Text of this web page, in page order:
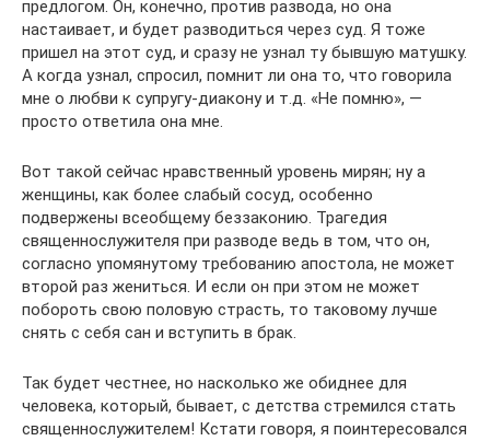
предлогом. Он, конечно, против развода, но она
настаивает, и будет разводиться через суд. Я тоже
пришел на этот суд, и сразу не узнал ту бывшую матушку.
А когда узнал, спросил, помнит ли она то, что говорила
мне о любви к супругу-диакону и т.д. «Не помню», —
просто ответила она мне.
Вот такой сейчас нравственный уровень мирян; ну а
женщины, как более слабый сосуд, особенно
подвержены всеобщему беззаконию. Трагедия
священнослужителя при разводе ведь в том, что он,
согласно упомянутому требованию апостола, не может
второй раз жениться. И если он при этом не может
побороть свою половую страсть, то таковому лучше
снять с себя сан и вступить в брак.
Так будет честнее, но насколько же обиднее для
человека, который, бывает, с детства стремился стать
священнослужителем! Кстати говоря, я поинтересовался